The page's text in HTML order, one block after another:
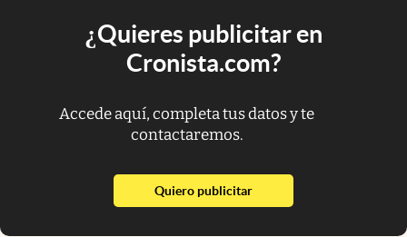
¿Quieres publicitar en
Cronista.com?
Accede aquí, completa tus datos y te
contactaremos.
Quiero publicitarabre en nueva pestaña